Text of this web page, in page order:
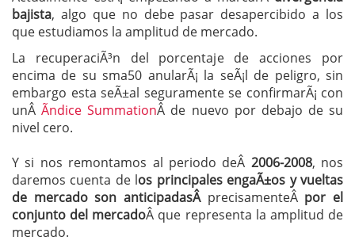
bajista, algo que no debe pasar desapercibido a los
que estudiamos la amplitud de mercado.
La recuperaciÃ³n del porcentaje de acciones por
encima de su sma50 anularÃ¡ la seÃ¡l de peligro, sin
embargo esta seÃ±al seguramente se confirmarÃ¡ con
unÂÃ­ndice SummationÂ de nuevo por debajo de su
nivel cero.
Y si nos remontamos al periodo deÂ 2006-2008, nos
daremos cuenta de los principales engaÃ±os y vueltas
de mercado son anticipadasÂ precisamenteÂ por el
conjunto del mercadoÂ que representa la amplitud de
mercado.